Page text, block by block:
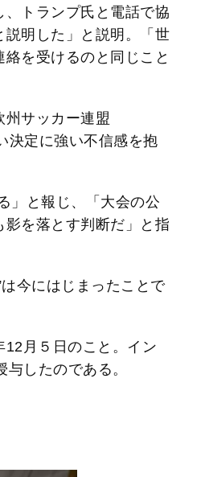
トランプ氏と電話で協
明した」と説明。「世
を受けるのと同じこと
州サッカー連盟
決定に強い不信感を抱
」と報じ、「大会の公
を落とす判断だ」と指
今にはじまったことで
月５日のこと。イン
したのである。